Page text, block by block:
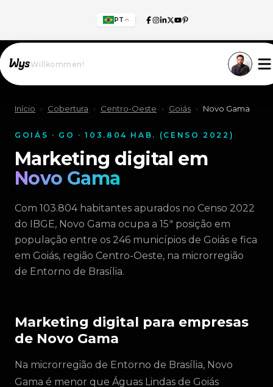
PT
Willkommen!
Início › Cobertura › Centro-Oeste › Goiás › Novo Gama
GOIÁS · GO · 103.804 HAB. (CENSO 2022)
Marketing digital em
Novo Gama
Com 103.804 habitantes apurados no Censo 2022
do IBGE, Novo Gama ocupa a 15ª posição em
população entre os 246 municípios de Goiás e fica
em Goiás, região Centro-Oeste, na microrregião
de Entorno de Brasília.
Marketing digital para empresas
de Novo Gama
Na microrregião de Entorno de Brasília, Novo
Gama é menor que Águas Lindas de Goiás